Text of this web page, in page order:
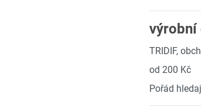
výrobní
TRIDIF,
od 200 Kč
Pořád